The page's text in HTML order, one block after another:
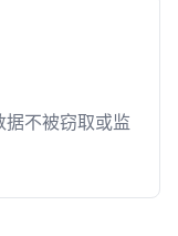
据不被窃取或监